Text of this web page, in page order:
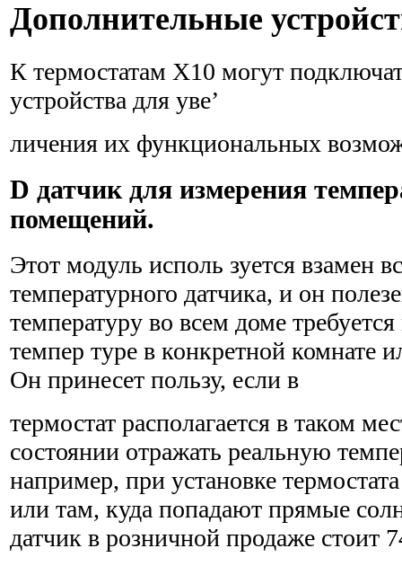
Дополнительные
К термостатам Х10 могут
устройства для уве’
личения их функциональных
D датчик для измерения
помещений.
Этот модуль исполь зуется взамен
температурного датчика, и он
температуру во всем доме
темпер туре в конкретной комнате
Он принесет пользу, если в
термостат располагается в таком
состоянии отражать реальную
например, при установке
или там, куда попадают прямые
датчик в розничной продаже